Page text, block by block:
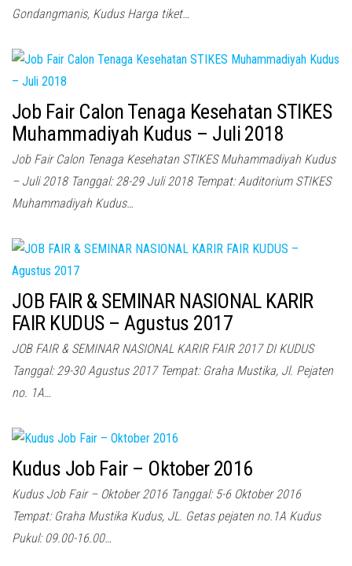
Gondangmanis, Kudus Harga tiket…
Job Fair Calon Tenaga Kesehatan STIKES
Muhammadiyah Kudus – Juli 2018
Job Fair Calon Tenaga Kesehatan STIKES Muhammadiyah Kudus
– Juli 2018 Tanggal: 28-29 Juli 2018 Tempat: Auditorium STIKES
Muhammadiyah Kudus…
JOB FAIR & SEMINAR NASIONAL KARIR
FAIR KUDUS – Agustus 2017
JOB FAIR & SEMINAR NASIONAL KARIR FAIR 2017 DI KUDUS
Tanggal: 29-30 Agustus 2017 Tempat: Graha Mustika, Jl. Pejaten
no. 1A…
Kudus Job Fair – Oktober 2016
Kudus Job Fair – Oktober 2016 Tanggal: 5-6 Oktober 2016
Tempat: Graha Mustika Kudus, JL. Getas pejaten no.1A Kudus
Pukul: 09.00-16.00…